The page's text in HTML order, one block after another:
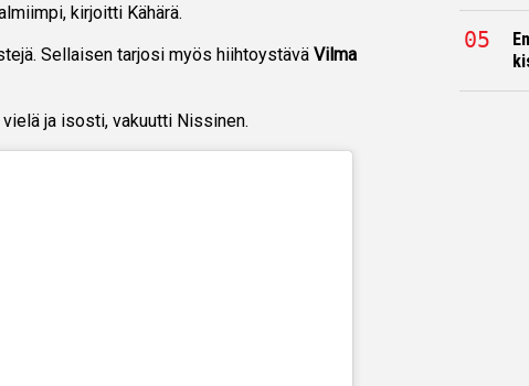
kirjoitti Kähärä.
Sellaisen tarjosi myös hiihtoystäväVilma
ja isosti, vakuutti Nissinen.